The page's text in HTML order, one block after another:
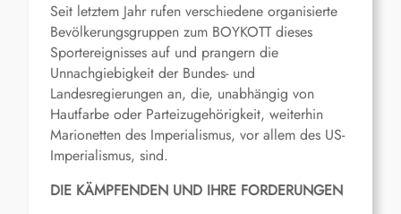
Seit letztem Jahr rufen verschiedene organisierte
Bevölkerungsgruppen zum BOYKOTT dieses
Sportereignisses auf und prangern die
Unnachgiebigkeit der Bundes- und
Landesregierungen an, die, unabhängig von
Hautfarbe oder Parteizugehörigkeit, weiterhin
Marionetten des Imperialismus, vor allem des US-
Imperialismus, sind.
DIE KÄMPFENDEN UND IHRE FORDERUNGEN